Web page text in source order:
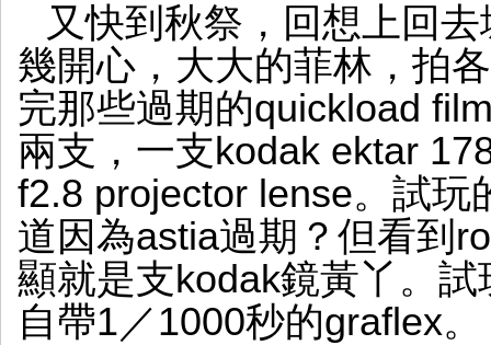
又快到秋祭，回想上回
幾開心，大大的菲林，拍
完那些過期的quickload
兩支，一支kodak ektar
f2.8 projector lense。試玩
道因為astia過期？但看到
顯就是支kodak鏡黃丫。
自帶1／1000秒的graflex。